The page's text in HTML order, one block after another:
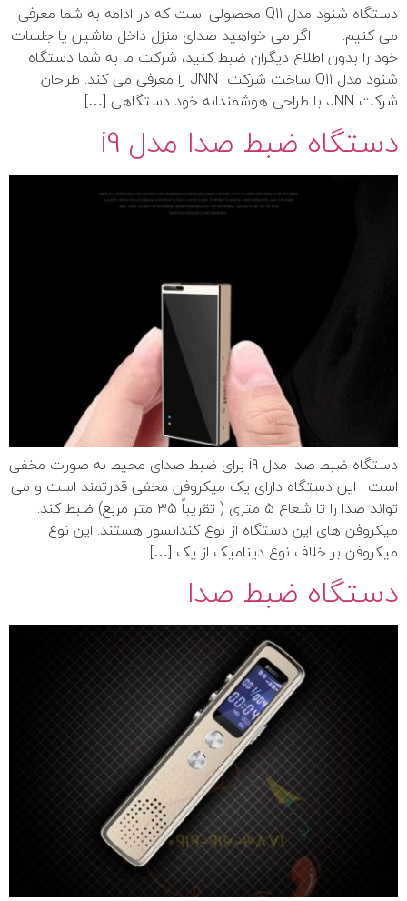
دستگاه شنود مدل Q11 محصولی است که در ادامه به شما معرفی
می کنیم. اگر می خواهید صدای منزل داخل ماشین یا جلسات
خود را بدون اطلاع دیگران ضبط کنید، شرکت ما به شما دستگاه
شنود مدل Q11 ساخت شرکت JNN را معرفی می کند. طراحان
شرکت JNN با طراحی هوشمندانه خود دستگاهی […]
دستگاه ضبط صدا مدل i9
دستگاه ضبط صدا مدل i9 برای ضبط صدای محیط به صورت مخفی
است . این دستگاه دارای یک میکروفن مخفی قدرتمند است و می
تواند صدا را تا شعاع ۵ متری ( تقریباً ۳۵ متر مربع) ضبط کند.
میکروفن های این دستگاه از نوع کندانسور هستند. این نوع
میکروفن بر خلاف نوع دینامیک از یک […]
دستگاه ضبط صدا